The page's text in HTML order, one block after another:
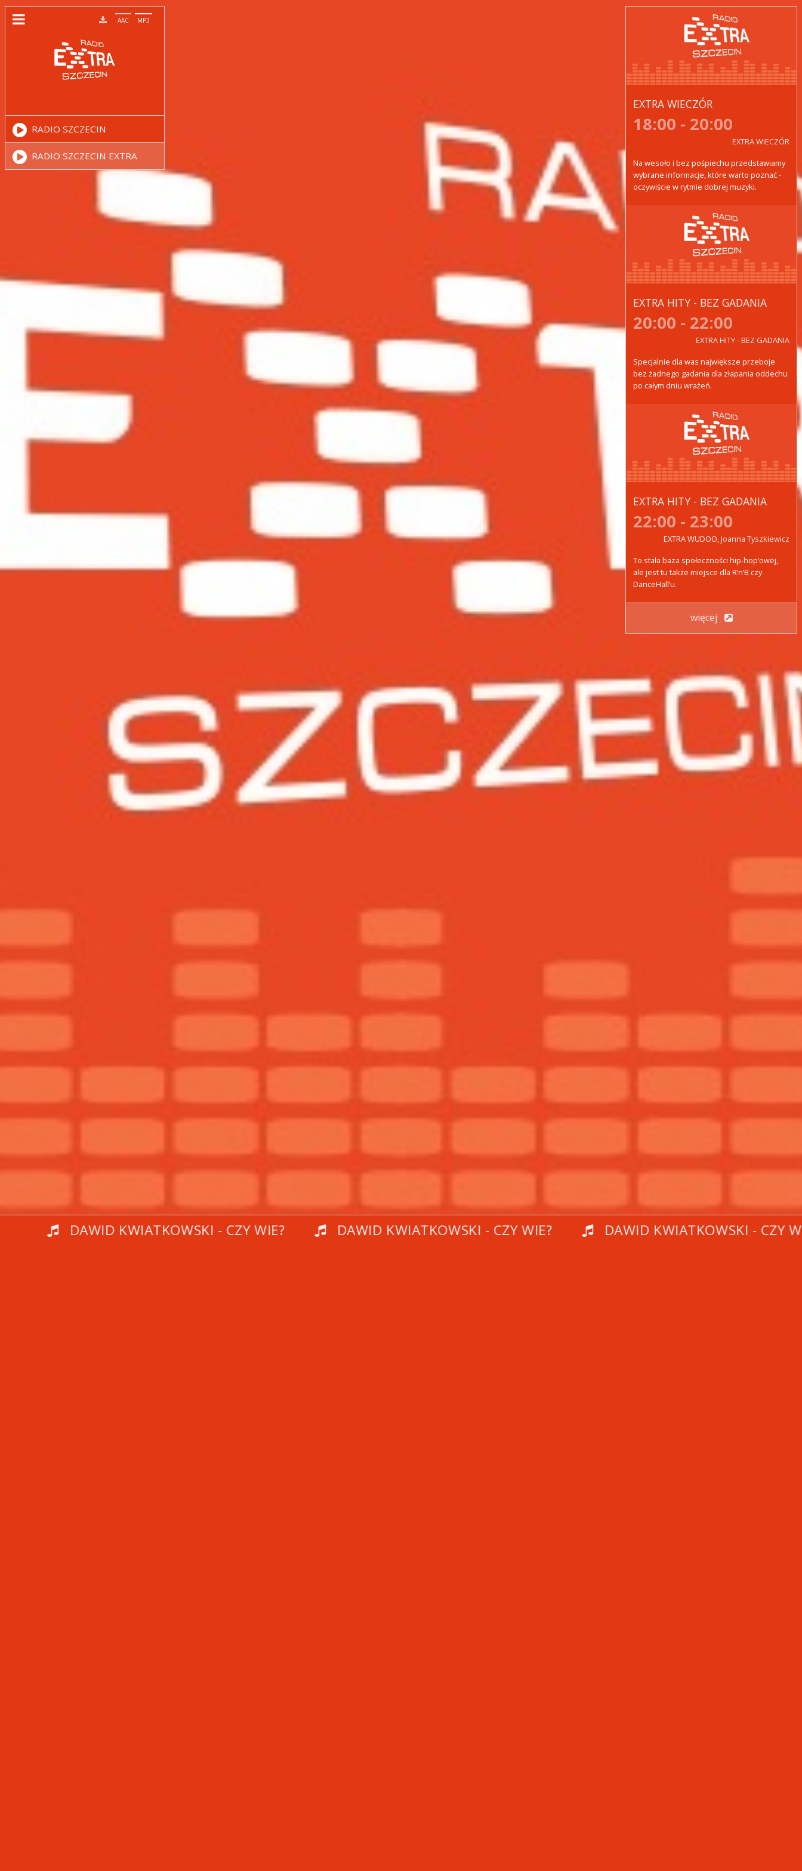
DAWID KWIATKOWSKI - CZY WIE? DAWID KWIATKOWSKI - CZY WIE? DAWID KWIATKOWSKI - CZY WIE?
AAC MP3
RADIO SZCZECIN
RADIO SZCZECIN EXTRA
EXTRA WIECZÓR
18:00 - 20:00
EXTRA WIECZÓR
Na wesoło i bez pośpiechu przedstawiamy
wybrane informacje, które warto poznać -
oczywiście w rytmie dobrej muzyki.
EXTRA HITY - BEZ GADANIA
20:00 - 22:00
EXTRA HITY - BEZ GADANIA
Specjalnie dla was największe przeboje
bez żadnego gadania dla złapania oddechu
po całym dniu wrażeń.
EXTRA HITY - BEZ GADANIA
22:00 - 23:00
EXTRA WUDOO,Joanna Tyszkiewicz
To stała baza społeczności hip-hop’owej,
ale jest tu także miejsce dla R’n’B czy
DanceHall’u.
więcej